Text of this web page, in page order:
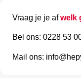
Vraag je je afwelk
Bel ons: 0228 53
Mail ons: